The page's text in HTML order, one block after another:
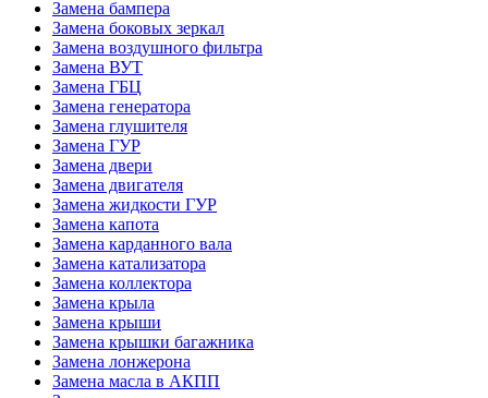
Замена бампера
Замена боковых зеркал
Замена воздушного фильтра
Замена ВУТ
Замена ГБЦ
Замена генератора
Замена глушителя
Замена ГУР
Замена двери
Замена двигателя
Замена жидкости ГУР
Замена капота
Замена карданного вала
Замена катализатора
Замена коллектора
Замена крыла
Замена крыши
Замена крышки багажника
Замена лонжерона
Замена масла в АКПП